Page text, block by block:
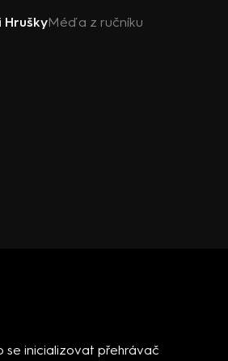
HruškyMéďa z ručníku
se inicializovat přehrávač